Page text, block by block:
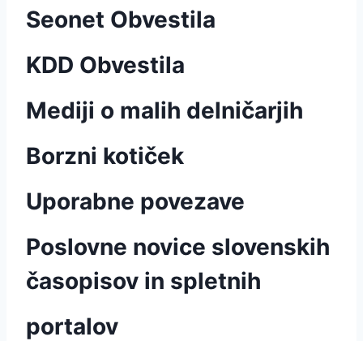
Seonet Obvestila
KDD Obvestila
Mediji o malih delničarjih
Borzni kotiček
Uporabne povezave
Poslovne novice slovenskih
časopisov in spletnih
portalov